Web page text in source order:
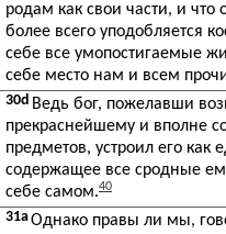
родам как свои части, и
более всего уподобляется
себе все умопостигаемые
себе место нам и всем
30d Ведь бог, пожелавши
прекраснейшему и вполне
предметов, устроил его
содержащее все сродные
себе самом.40
31aОднако правы ли мы,